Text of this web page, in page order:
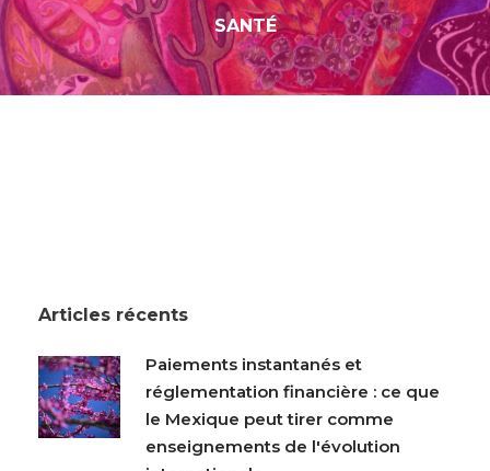
SANTÉ
Articles récents
Paiements instantanés et
réglementation financière : ce que
le Mexique peut tirer comme
enseignements de l'évolution